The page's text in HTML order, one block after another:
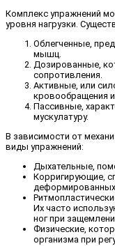
Комплекс упражнений
уровня нагрузки.
Облегченные,
мышц.
Дозированные,
сопротивления.
Активные, или
кровообращения
Пассивные,
мускулатуру.
В зависимости от
виды упражнений:
Дыхательные,
Корригирующие,
деформированных
Их часто
ног при
Физические,
организма при